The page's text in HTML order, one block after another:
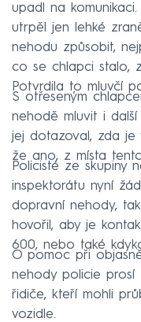
upadl na
utrpěl jen lehké
nehodu způsobit,
co se chlapci stalo,
Potvrdila to mluvčí
S otřeseným
nehodě mluvit i
jej dotazoval, zda je
že ano, z místa
Policisté ze skupiny
inspektorátu nyní
dopravní nehody,
hovořil, aby je
600, nebo také
O pomoc při
nehody policie prosí
řidiče, kteří mohli
vozidle.